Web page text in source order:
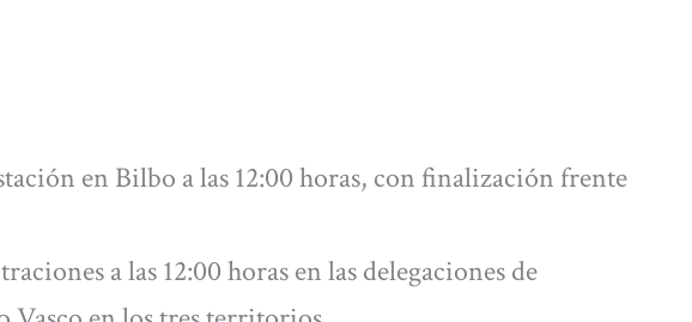
en Bilbo a las 12:00 horas, con finalización frente
a las 12:00 horas en las delegaciones de